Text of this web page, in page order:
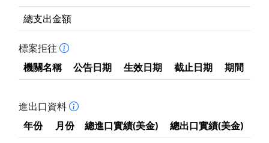
總支出金額
標案拒往
機關名稱
公告日期 生效日期 截止日期 期間
進出口資料
年份
月份 總進口實績(美金)
總出口實績(美金)